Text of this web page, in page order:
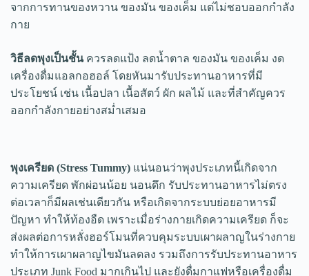
จากการทานของหวาน ของมัน ของเค็ม แต่ไม่ชอบออกกำลัง
กาย
วิธีลดพุงเป็นชั้นควรลดแป้ง ลดน้ำตาล ของมัน ของเค็ม งด
เครื่องดื่มแอลกอฮอล์ โดยหันมารับประทานอาหารที่มี
ประโยชน์ เช่น เนื้อปลา เนื้อสัตว์ ผัก ผลไม้ และที่สำคัญควร
ออกกำลังกายอย่างสม่ำเสมอ
พุงเครียด (Stress Tummy) แน่นอนว่าพุงประเภทนี้เกิดจาก
ความเครียด พักผ่อนน้อย นอนดึก รับประทานอาหารไม่ตรง
ต่อเวลาก็มีผลเช่นเดียวกัน หรือเกิดจากระบบย่อยอาหารมี
ปัญหา ทำให้ท้องอืด เพราะเมื่อร่างกายเกิดความเครียด ก็จะ
ส่งผลต่อการหลั่งฮอร์โมนที่ควบคุมระบบเผาผลาญในร่างกาย
ทำให้การเผาผลาญไขมันลดลง รวมถึงการรับประทานอาหาร
ประเภท Junk Food มากเกินไป และยังดื่มกาแฟหรือเครื่องดื่ม